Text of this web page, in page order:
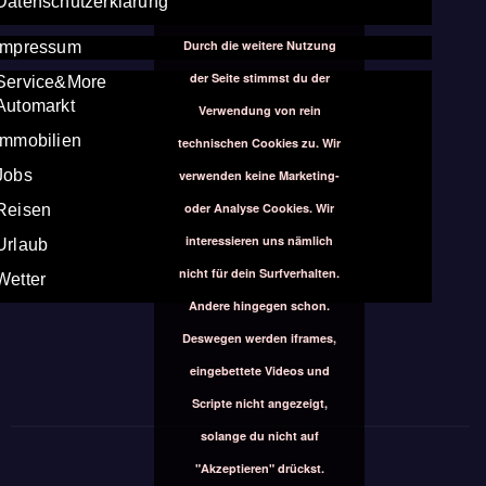
Durch die weitere Nutzung
der Seite stimmst du der
Verwendung von rein
technischen Cookies zu. Wir
verwenden keine Marketing-
oder Analyse Cookies. Wir
interessieren uns nämlich
nicht für dein Surfverhalten.
Andere hingegen schon.
Deswegen werden iframes,
eingebettete Videos und
Scripte nicht angezeigt,
solange du nicht auf
"Akzeptieren" drückst.